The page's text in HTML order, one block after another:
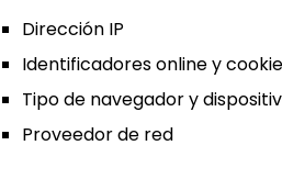
Dirección IP
Identificadores online y
Tipo de navegador y
Proveedor de red